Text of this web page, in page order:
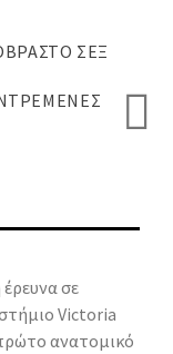
ΣΕΞ
σε
Victoria
ανατομικό